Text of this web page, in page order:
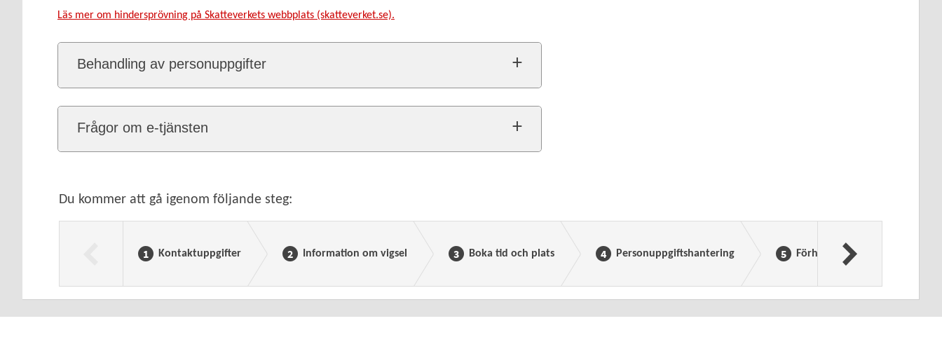
Läs mer om hindersprövning på Skatteverkets webbplats (skatteverket.se).
Behandling av personuppgifter
Frågor om e-tjänsten
Du kommer att gå igenom följande steg:
Kontaktuppgifter Information om vigsel Boka tid och plats Personuppgiftshantering Förhandsgranska